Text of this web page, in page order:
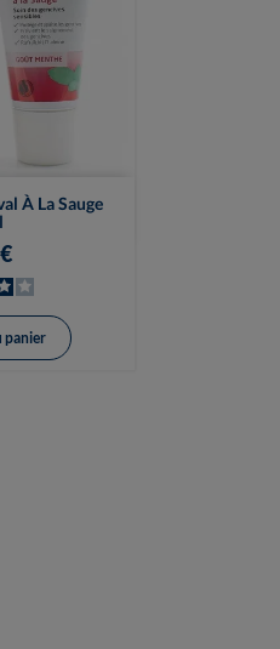
À La Sauge
panier